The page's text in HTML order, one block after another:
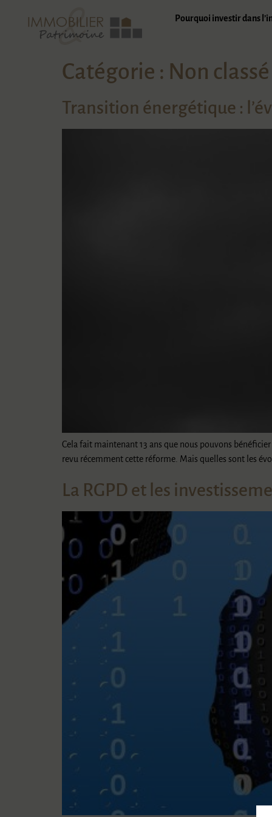
Pourquoi investir dans
Catégorie : Non classé
Transition énergétique :
Cela fait maintenant 13 ans que nous pouvons
revu récemment cette réforme. Mais quelles sont les
La RGPD et les